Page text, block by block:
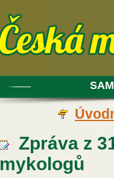
Zpráva z
mykologů